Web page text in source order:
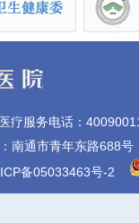
疗服务电话：
南通市青年东路688号
备05033463号-2